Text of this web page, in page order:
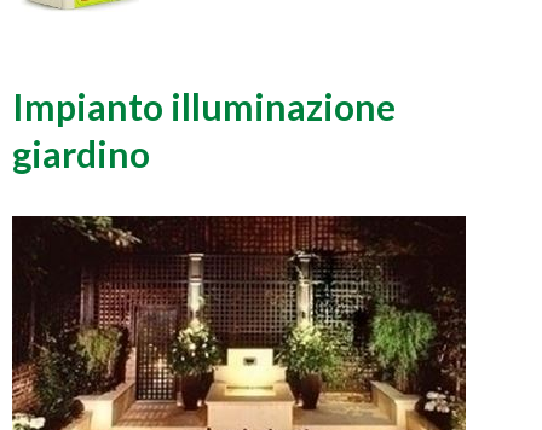
Impianto illuminazione
giardino